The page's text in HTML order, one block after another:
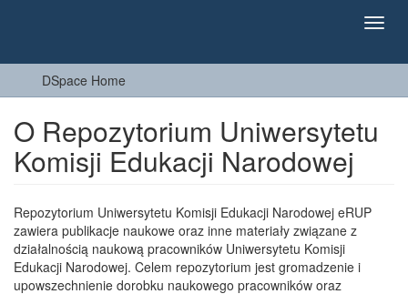
DSpace Home
O Repozytorium Uniwersytetu
Komisji Edukacji Narodowej
Repozytorium Uniwersytetu Komisji Edukacji Narodowej eRUP
zawiera publikacje naukowe oraz inne materiały związane z
działalnością naukową pracowników Uniwersytetu Komisji
Edukacji Narodowej. Celem repozytorium jest gromadzenie i
upowszechnienie dorobku naukowego pracowników oraz